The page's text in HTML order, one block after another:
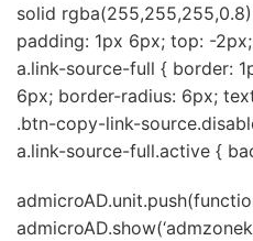
solid
padding: 1px 6px; top: -
a.link-source-full { border:
6px; border-radius: 6px;
.btn-copy-link-
a.link-source-full.active {